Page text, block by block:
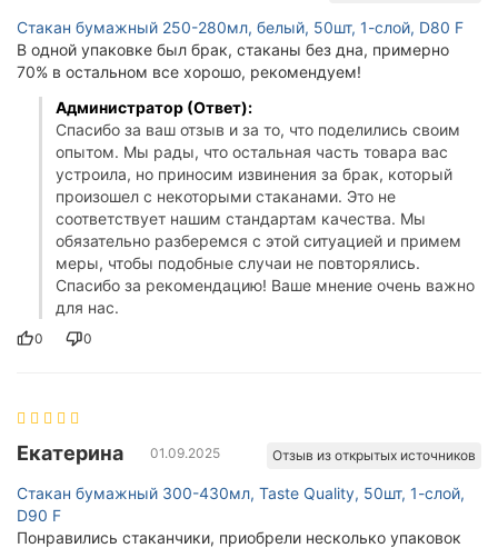
Стакан бумажный 250-280мл, белый, 50шт, 1-слой, D80 F
В одной упаковке был брак, стаканы без дна, примерно
70% в остальном все хорошо, рекомендуем!
Администратор (Ответ):
Спасибо за ваш отзыв и за то, что поделились своим
опытом. Мы рады, что остальная часть товара вас
устроила, но приносим извинения за брак, который
произошел с некоторыми стаканами. Это не
соответствует нашим стандартам качества. Мы
обязательно разберемся с этой ситуацией и примем
меры, чтобы подобные случаи не повторялись.
Спасибо за рекомендацию! Ваше мнение очень важно
для нас.
0 0
Екатерина 01.09.2025 Отзыв из открытых источников
Стакан бумажный 300-430мл, Taste Quality, 50шт, 1-слой,
D90 F
Понравились стаканчики, приобрели несколько упаковок